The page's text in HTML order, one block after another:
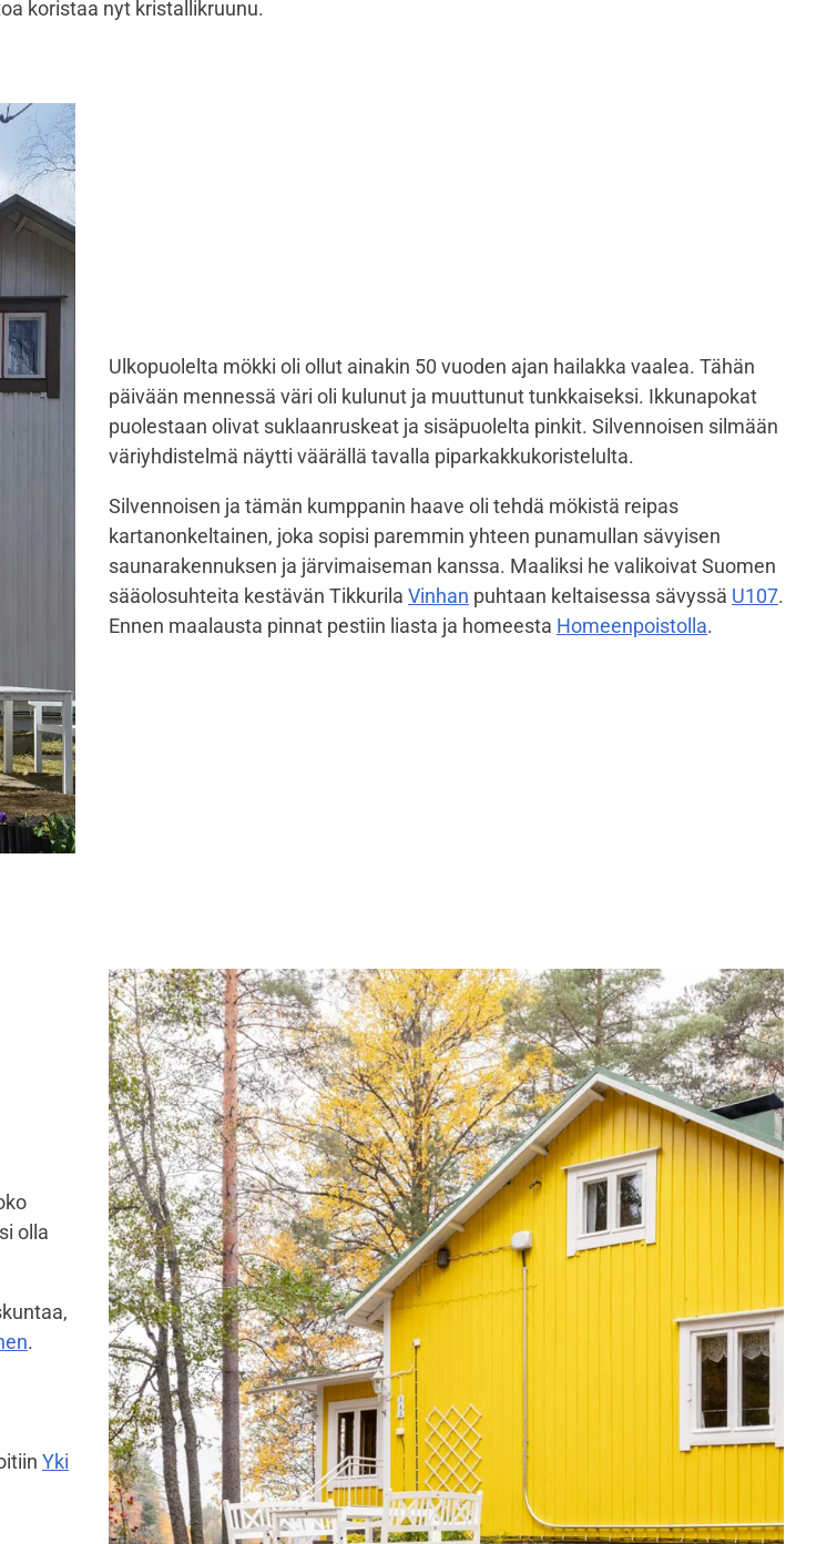
koristaa nyt kristallikruunu.
Ulkopuolelta mökki oli ollut ainakin 50 vuoden ajan hailakka vaalea. Tähän
päivään mennessä väri oli kulunut ja muuttunut tunkkaiseksi. Ikkunapokat
puolestaan olivat suklaanruskeat ja sisäpuolelta pinkit. Silvennoisen silmään
väriyhdistelmä näytti väärällä tavalla piparkakkukoristelulta.
Silvennoisen ja tämän kumppanin haave oli tehdä mökistä reipas
kartanonkeltainen, joka sopisi paremmin yhteen punamullan sävyisen
saunarakennuksen ja järvimaiseman kanssa. Maaliksi he valikoivat Suomen
sääolosuhteita kestävän Tikkurila Vinhan puhtaan keltaisessa sävyssä U107.
Ennen maalausta pinnat pestiin liasta ja homeesta Homeenpoistolla.
olla
.
Yki